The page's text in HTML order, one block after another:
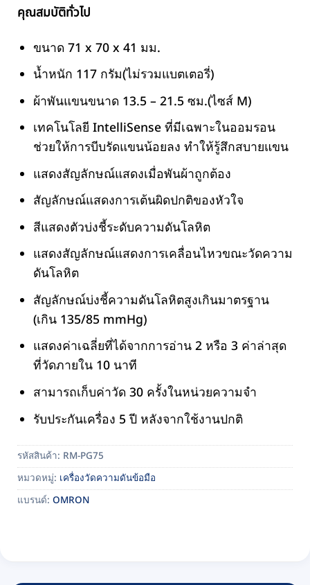
คุณสมบัติทั่วไป
ขนาด 71 x 70 x 41 มม.
น้ำหนัก 117 กรัม(ไม่รวมแบตเตอรี่)
ผ้าพันแขนขนาด 13.5 – 21.5 ซม.(ไซส์ M)
เทคโนโลยี IntelliSense ที่มีเฉพาะในออมรอน
ช่วยให้การบีบรัดแขนน้อยลง ทำให้รู้สึกสบายแขน
แสดงสัญลักษณ์แสดงเมื่อพันผ้าถูกต้อง
สัญลักษณ์แสดงการเต้นผิดปกติของหัวใจ
สีแสดงตัวบ่งชี้ระดับความดันโลหิต
แสดงสัญลักษณ์แสดงการเคลื่อนไหวขณะวัดความ
ดันโลหิต
สัญลักษณ์บ่งชี้ความดันโลหิตสูงเกินมาตรฐาน
(เกิน 135/85 mmHg)
แสดงค่าเฉลี่ยที่ได้จากการอ่าน 2 หรือ 3 ค่าล่าสุด
ที่วัดภายใน 10 นาที
สามารถเก็บค่าวัด 30 ครั้งในหน่วยความจำ
รับประกันเครื่อง 5 ปี หลังจากใช้งานปกติ
รหัสสินค้า: RM-PG75
หมวดหมู่: เครื่องวัดความดันข้อมือ
แบรนด์: OMRON